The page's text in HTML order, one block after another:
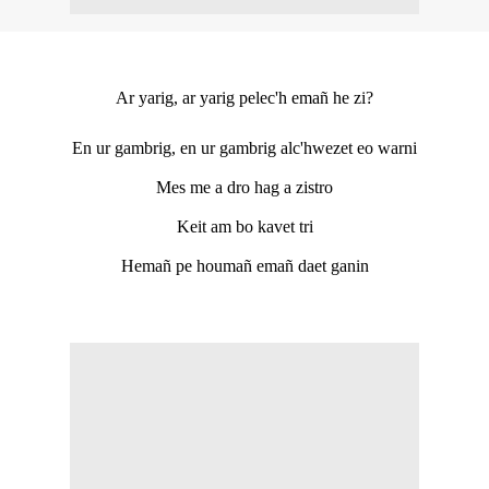
Ar yarig, ar yarig pelec'h emañ he zi?
En ur gambrig, en ur gambrig alc'hwezet eo warni
Mes me a dro hag a zistro
Keit am bo kavet tri
Hemañ pe houmañ emañ daet ganin